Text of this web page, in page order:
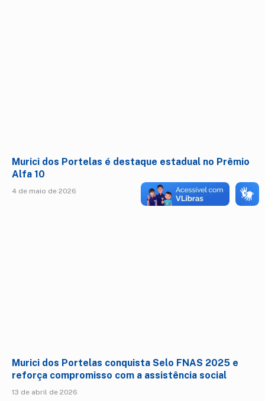
Murici dos Portelas é destaque estadual no Prêmio
Alfa 10
4 de maio de 2026
Murici dos Portelas conquista Selo FNAS 2025 e
reforça compromisso com a assistência social
13 de abril de 2026